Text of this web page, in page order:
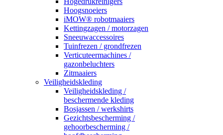
Hoogsnoeiers
iMOW® robotmaaiers
Kettingzagen / motorzagen
Sneeuwaccessoires
Tuinfrezen / grondfrezen
Verticuteermachines /
gazonbeluchters
Zitmaaiers
Veiligheidskleding
Veiligheidskleding /
beschermende kleding
Bosjassen / werkshirts
Gezichtsbescherming /
gehoorbescherming /